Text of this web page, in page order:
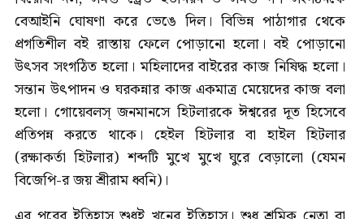
বেআইনি ঘোষণা করে ভেঙে দিল। বিভিন্ন পাঠাগার থেকে
প্রগতিশীল ব‌ই রাস্তায় ফেলে পোড়ানো হলো। ব‌ই পোড়ানো
উৎসব সংগঠিত হলো। মহিলাদের বাইরের কাজ নিষিদ্ধ হলো।
সন্তান উৎপাদন ও ঘরকন্নার কাজ একমাত্র মেয়েদের কাজ বলা
হলো। গোয়েবলস্ জনমানসে হিটলারকে ঈশ্বরের দূত হিসেবে
প্রতিপন্ন করতে থাকে। হেইল হিটলার বা হাইল হিটলার
(রক্ষাকর্তা হিটলার) শব্দটি মুখে মুখে ঘুরে বেড়ালো (যেমন
বিজেপি-র জয় শ্রীরাম ধ্বনি)।